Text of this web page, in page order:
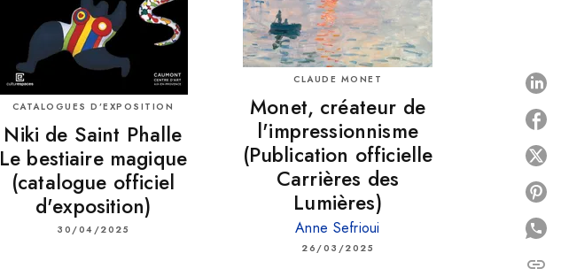
CATALOGUES D’EXPOSITION
Niki de Saint Phalle
Le bestiaire magique
(catalogue officiel
d'exposition)
30/04/2025
CLAUDE MONET
Monet, créateur de
l'impressionnisme
(Publication officielle
Carrières des
Lumières)
Anne Sefrioui
26/03/2025
link